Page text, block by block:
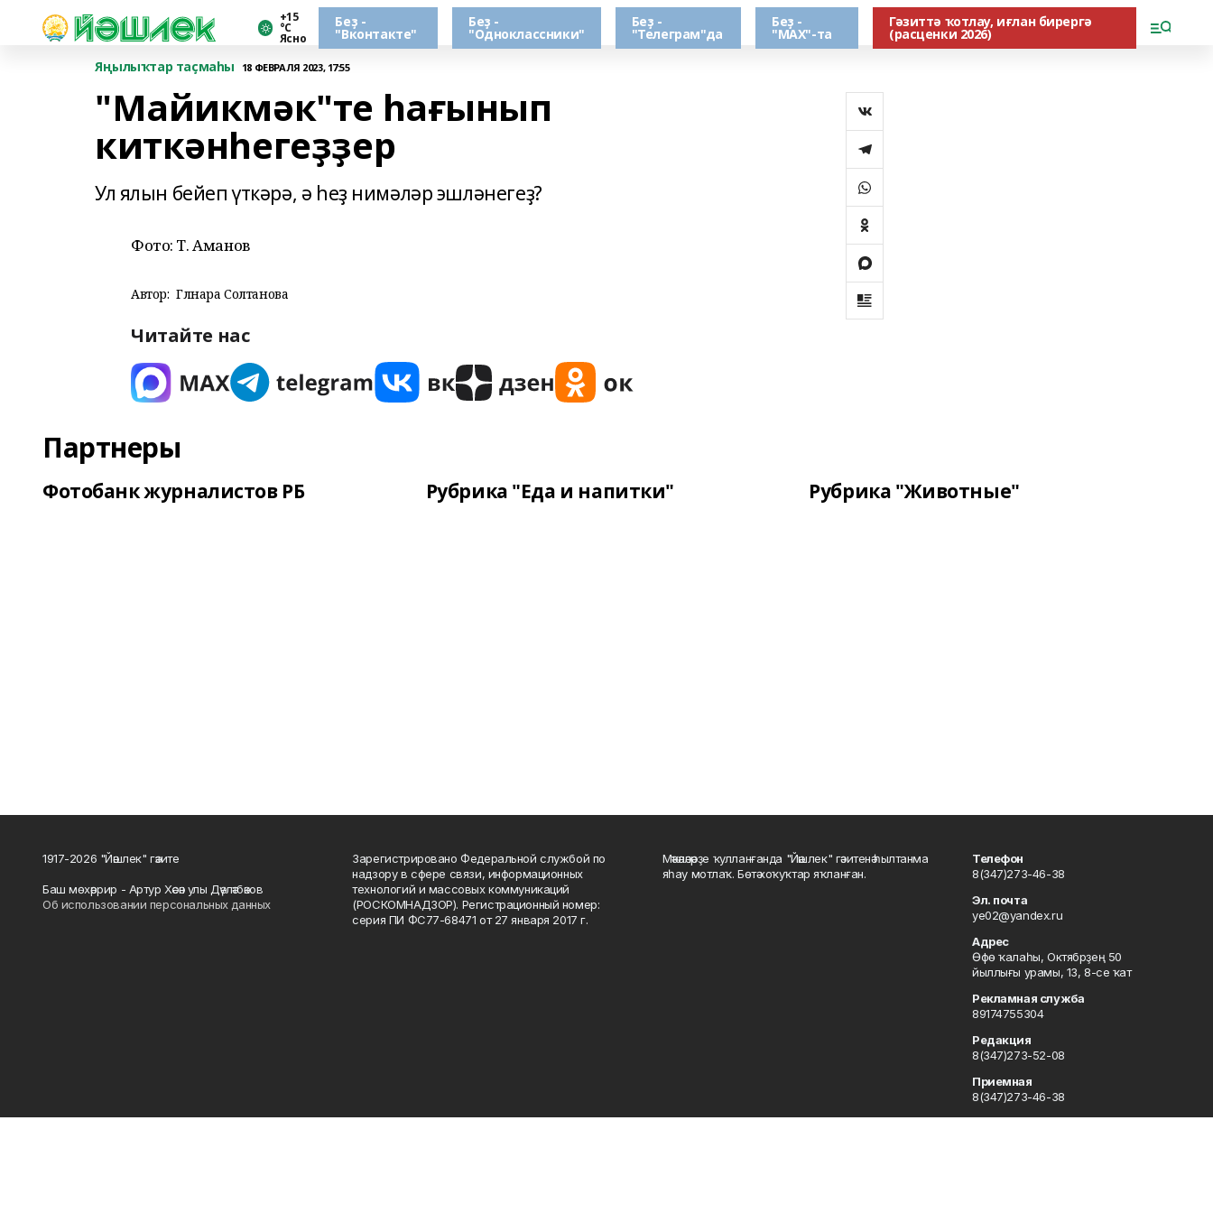
+15
°С
Ясно
Беҙ -
"Вконтакте"
Беҙ -
"Одноклассники"
Беҙ -
"Телеграм"да
Беҙ -
"МАХ"-та
Гәзиттә ҡотлау, иғлан бирергә
(расценки 2026)
Яңылыҡтар таҫмаһы
18 ФЕВРАЛЯ 2023, 17:55
"Майикмәк"те һағынып
киткәнһегеҙҙер
Ул ялын бейеп үткәрә, ә һеҙ нимәләр эшләнегеҙ?
Фото: Т. Аманов
Автор: Гөлнара Солтанова
Читайте нас
Партнеры
Фотобанк журналистов РБ Рубрика "Еда и напитки" Рубрика "Животные"
1917-2026 "Йәшлек" гәзите
Баш мөхәррир - Артур Хәсән улы Дәүләтбәков
Об использовании персональных данных
Зарегистрировано Федеральной службой по
надзору в сфере связи, информационных
технологий и массовых коммуникаций
(РОСКОМНАДЗОР). Регистрационный номер:
серия ПИ ФС77-68471 от 27 января 2017 г.
Мәҡәләләрҙе ҡулланғанда "Йәшлек" гәзитенә һылтанма
яһау мотлаҡ. Бөтә хоҡуҡтар яҡланған.
Телефон
8(347)273-46-38
Эл. почта
ye02@yandex.ru
Адрес
Өфө ҡалаһы, Октябрҙең 50
йыллығы урамы, 13, 8-се ҡат
Рекламная служба
89174755304
Редакция
8(347)273-52-08
Приемная
8(347)273-46-38